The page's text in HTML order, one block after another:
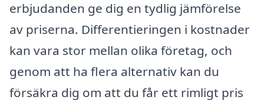
erbjudanden ge dig en tydlig jämförelse
av priserna. Differentieringen i kostnader
kan vara stor mellan olika företag, och
genom att ha flera alternativ kan du
försäkra dig om att du får ett rimligt pris